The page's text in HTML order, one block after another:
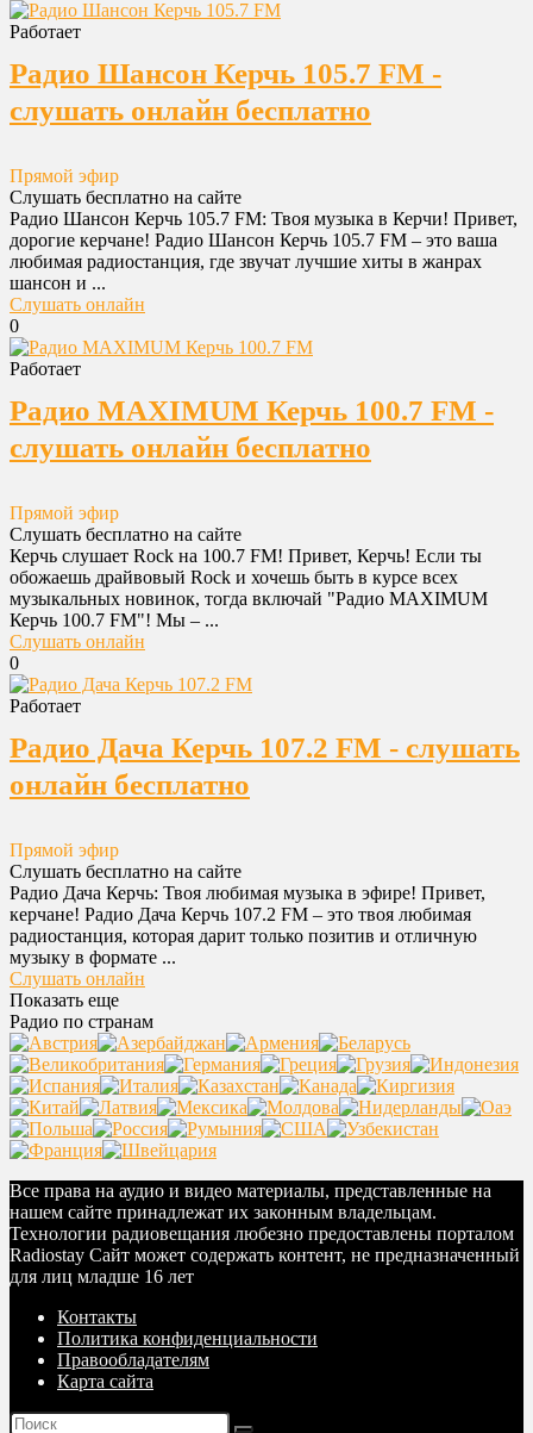
Работает
Радио Шансон Керчь 105.7 FM -
слушать онлайн бесплатно
Прямой эфир
Слушать бесплатно на сайте
Радио Шансон Керчь 105.7 FM: Твоя музыка в Керчи! Привет,
дорогие керчане! Радио Шансон Керчь 105.7 FM – это ваша
любимая радиостанция, где звучат лучшие хиты в жанрах
шансон и ...
Слушать онлайн
0
Работает
Радио MAXIMUM Керчь 100.7 FM -
слушать онлайн бесплатно
Прямой эфир
Слушать бесплатно на сайте
Керчь слушает Rock на 100.7 FM! Привет, Керчь! Если ты
обожаешь драйвовый Rock и хочешь быть в курсе всех
музыкальных новинок, тогда включай "Радио MAXIMUM
Керчь 100.7 FM"! Мы – ...
Слушать онлайн
0
Работает
Радио Дача Керчь 107.2 FM - слушать
онлайн бесплатно
Прямой эфир
Слушать бесплатно на сайте
Радио Дача Керчь: Твоя любимая музыка в эфире! Привет,
керчане! Радио Дача Керчь 107.2 FM – это твоя любимая
радиостанция, которая дарит только позитив и отличную
музыку в формате ...
Слушать онлайн
Показать еще
Радио по странам
Все права на аудио и видео материалы, представленные на
нашем сайте принадлежат их законным владельцам.
Технологии радиовещания любезно предоставлены порталом
Radiostay Сайт может содержать контент, не предназначенный
для лиц младше 16 лет
Контакты
Политика конфиденциальности
Правообладателям
Карта сайта